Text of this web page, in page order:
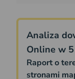
Analiza
Online w
Raport o
stronami